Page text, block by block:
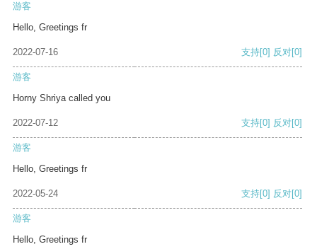
游客
Hello, Greetings fr
2022-07-16 支持[0] 反对[0]
游客
Horny Shriya called you
2022-07-12 支持[0] 反对[0]
游客
Hello, Greetings fr
2022-05-24 支持[0] 反对[0]
游客
Hello, Greetings fr